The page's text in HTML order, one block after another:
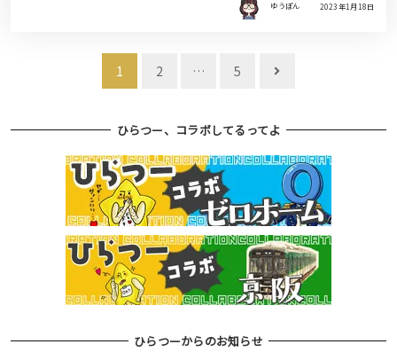
ゆうぽん 2023年1月18日
ビ
1 2 … 5
ひらつー、コラボしてるってよ
ひらつーからのお知らせ